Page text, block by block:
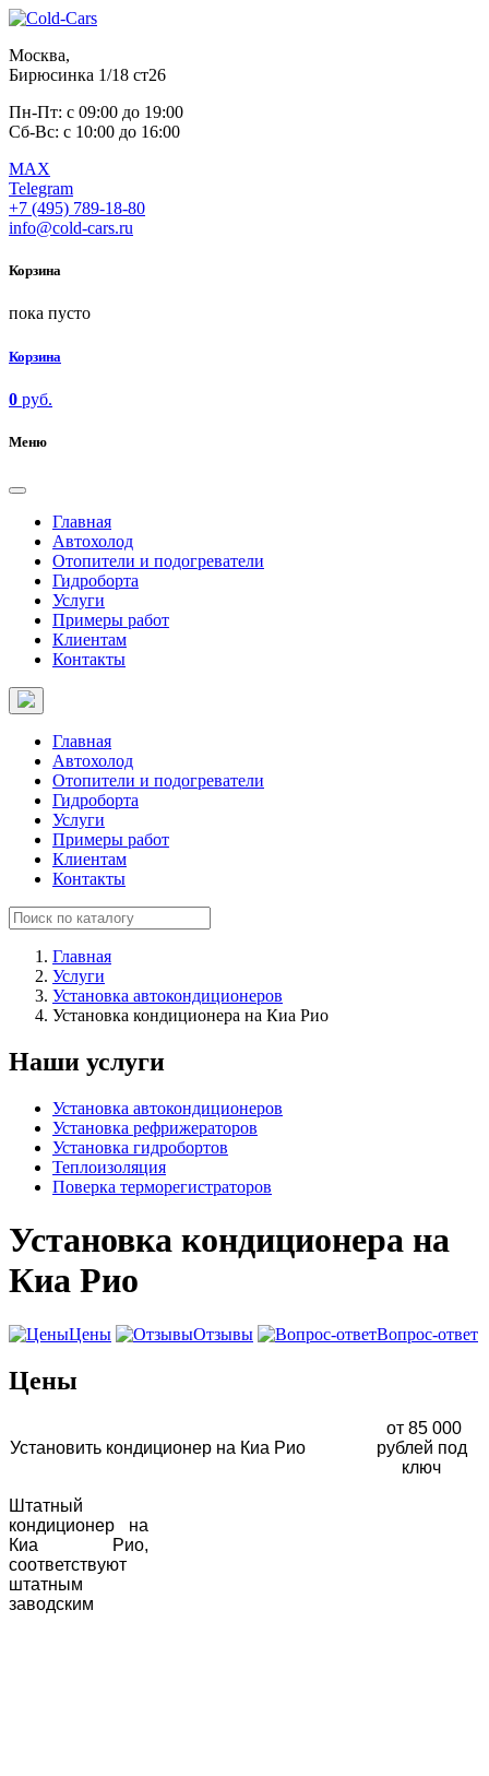
Москва,
Бирюсинка 1/18 ст26 ​
Пн-Пт: с 09:00 до 19:00
Сб-Вс: с 10:00 до 16:00
MAX
Telegram
+7 (495) 789-18-80
info@cold-cars.ru
Корзина
пока пусто
Корзина
0 руб.
Меню
Главная
Автохолод
Отопители и подогреватели
Гидроборта
Услуги
Примеры работ
Клиентам
Контакты
Главная
Автохолод
Отопители и подогреватели
Гидроборта
Услуги
Примеры работ
Клиентам
Контакты
Главная
Услуги
Установка автокондиционеров
Установка кондиционера на Киа Рио
Наши услуги
Установка автокондиционеров
Установка рефрижераторов
Установка гидробортов
Теплоизоляция
Поверка терморегистраторов
Установка кондиционера на
Киа Рио
Цены Отзывы Вопрос-ответ
Цены
Установить кондиционер на Киа Рио
от 85 000
рублей под
ключ
Штатный
кондиционер на
Киа Рио,
соответствуют
штатным
заводским